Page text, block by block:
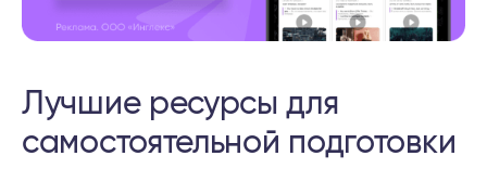
Лучшие ресурсы для
самостоятельной подготовки